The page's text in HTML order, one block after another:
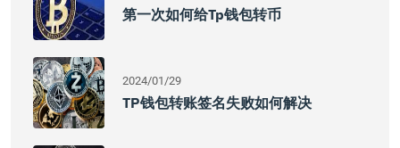
第一次如何给tp钱包转币
2024/01/29
TP钱包转账签名失败如何解决